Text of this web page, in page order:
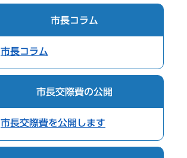
市長コラム
市長コラム
市長交際費の公開
市長交際費を公開します